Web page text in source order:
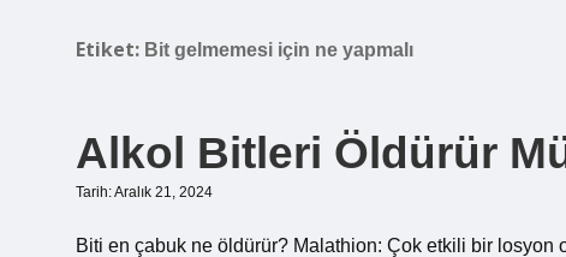
Etiket: Bit gelmemesi için ne yapmalı
Alkol Bitleri Öldürür
Tarih: Aralık 21, 2024
Biti en çabuk ne öldürür? Malathion: Çok etkili bir losyon